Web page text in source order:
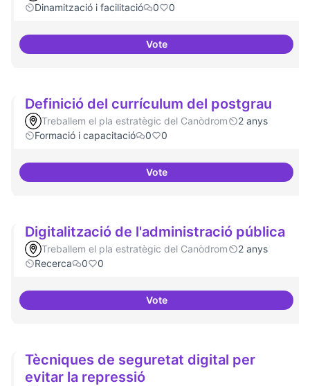
Dinamització i facilitació
0 0
VoteILP Drets Digitals
Definició del currículum del postgrau
Treballem el pla estratègic del Canòdrom
2 anys
Formació i capacitació
0 0
VoteDefinició del currículum del
Digitalització de l'administració pública
Treballem el pla estratègic del Canòdrom
2 anys
Recerca
0 0
VoteDigitalització de l'administració
Tècniques de seguretat digital per
evitar la repressió